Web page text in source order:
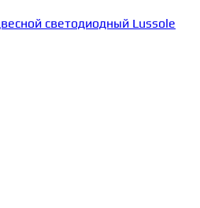
светодиодный Lussole